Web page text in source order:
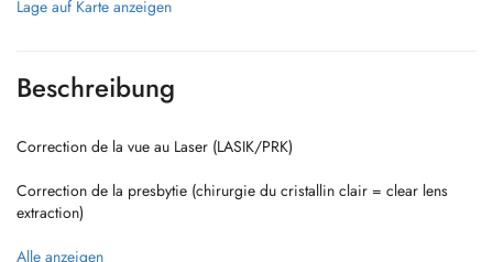
Lage auf Karte anzeigen
Beschreibung
Correction de la vue au Laser (LASIK/PRK)
Correction de la presbytie (chirurgie du cristallin clair = clear lens
extraction)
Chirurgie de la cataracte
Alle anzeigen